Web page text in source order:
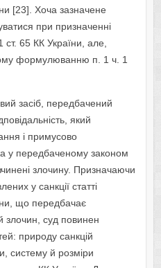
[23]. Хоча зазначене
при призначенні
ст. 65 КК України, але,
формулюванню п. 1 ч. 1
засіб, передбачений
який
і примусово
у передбаченому законом
злочину. Призначаючи
у санкції статті
що передбачає
злочин, суд повинен
природу санкцій
систему й розміри